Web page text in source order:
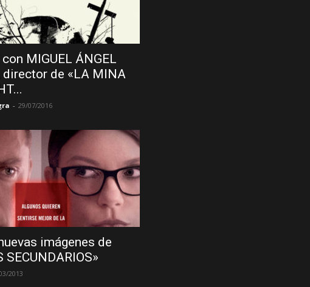
MIGUEL ÁNGEL
director de «LA MINA
- 29/07/2016
imágenes de
SECUNDARIOS»
2013